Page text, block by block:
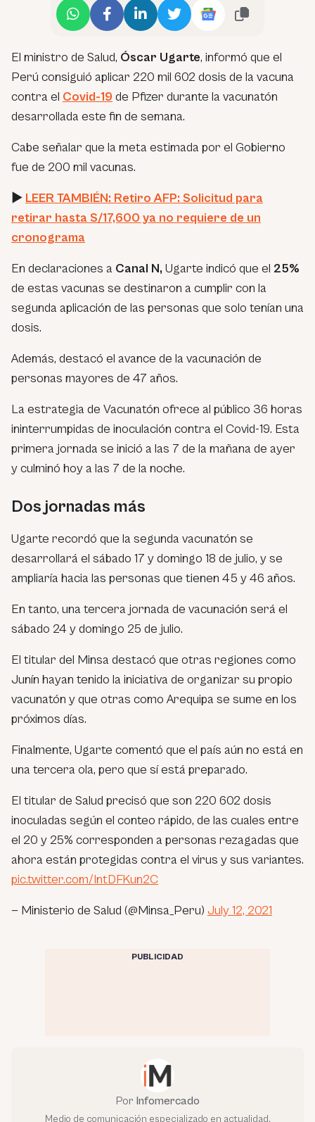
El ministro de Salud, Óscar Ugarte, informó que el
Perú consiguió aplicar 220 mil 602 dosis de la vacuna
contra el Covid-19 de Pfizer durante la vacunatón
desarrollada este fin de semana.
Cabe señalar que la meta estimada por el Gobierno
fue de 200 mil vacunas.
► LEER TAMBIÉN: Retiro AFP: Solicitud para
retirar hasta S/17,600 ya no requiere de un
cronograma
En declaraciones a Canal N, Ugarte indicó que el 25%
de estas vacunas se destinaron a cumplir con la
segunda aplicación de las personas que solo tenían una
dosis.
Además, destacó el avance de la vacunación de
personas mayores de 47 años.
La estrategia de Vacunatón ofrece al público 36 horas
ininterrumpidas de inoculación contra el Covid-19. Esta
primera jornada se inició a las 7 de la mañana de ayer
y culminó hoy a las 7 de la noche.
Dos jornadas más
Ugarte recordó que la segunda vacunatón se
desarrollará el sábado 17 y domingo 18 de julio, y se
ampliaría hacia las personas que tienen 45 y 46 años.
En tanto, una tercera jornada de vacunación será el
sábado 24 y domingo 25 de julio.
El titular del Minsa destacó que otras regiones como
Junín hayan tenido la iniciativa de organizar su propio
vacunatón y que otras como Arequipa se sume en los
próximos días.
Finalmente, Ugarte comentó que el país aún no está en
una tercera ola, pero que sí está preparado.
El titular de Salud precisó que son 220 602 dosis
inoculadas según el conteo rápido, de las cuales entre
el 20 y 25% corresponden a personas rezagadas que
ahora están protegidas contra el virus y sus variantes.
pic.twitter.com/IntDFKun2C
— Ministerio de Salud (@Minsa_Peru) July 12, 2021
PUBLICIDAD
Por Infomercado
Medio de comunicación especializado en actualidad,